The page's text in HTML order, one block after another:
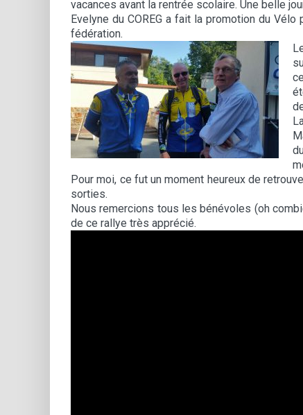
vacances avant la rentrée scolaire. Une belle
Evelyne du COREG a fait la promotion du
fédération.
Pour moi, ce fut un moment heureux de
sorties.
Nous remercions tous les bénévoles (oh
de ce rallye très apprécié.